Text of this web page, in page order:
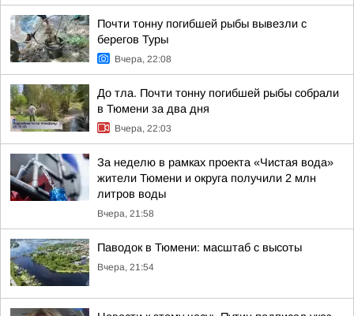
Почти тонну погибшей рыбы вывезли с
берегов Туры
Вчера, 22:08
До тла. Почти тонну погибшей рыбы собрали
в Тюмени за два дня
Вчера, 22:03
За неделю в рамках проекта «Чистая вода»
жители Тюмени и округа получили 2 млн
литров воды
Вчера, 21:58
Паводок в Тюмени: масштаб с высоты
Вчера, 21:54